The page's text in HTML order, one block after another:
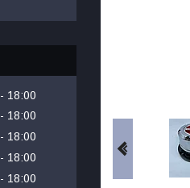
18:00
18:00
18:00
18:00
18:00